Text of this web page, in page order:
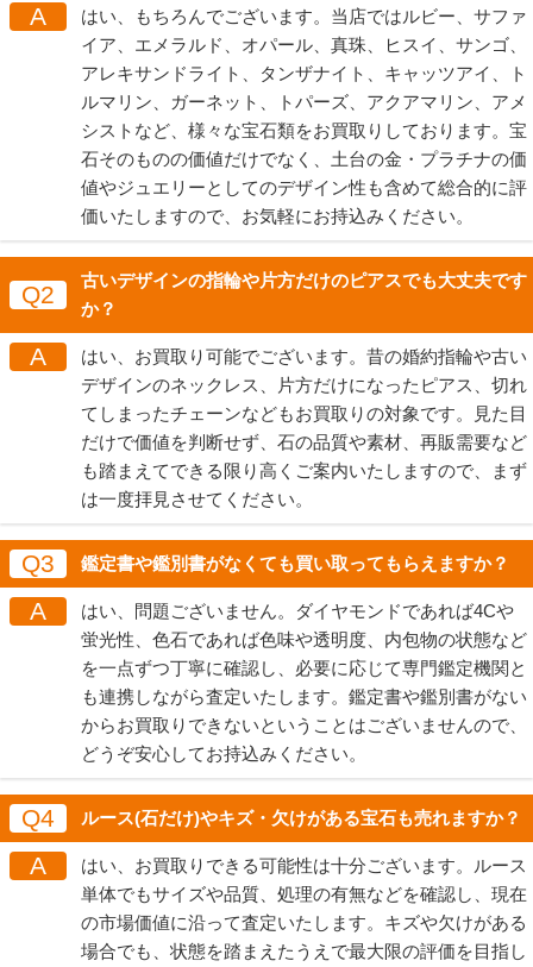
A
はい、もちろんでございます。当店ではルビー、サファ
イア、エメラルド、オパール、真珠、ヒスイ、サンゴ、
アレキサンドライト、タンザナイト、キャッツアイ、ト
ルマリン、ガーネット、トパーズ、アクアマリン、アメ
シストなど、様々な宝石類をお買取りしております。宝
石そのものの価値だけでなく、土台の金・プラチナの価
値やジュエリーとしてのデザイン性も含めて総合的に評
価いたしますので、お気軽にお持込みください。
Q2
古いデザインの指輪や片方だけのピアスでも大丈夫です
か？
A
はい、お買取り可能でございます。昔の婚約指輪や古い
デザインのネックレス、片方だけになったピアス、切れ
てしまったチェーンなどもお買取りの対象です。見た目
だけで価値を判断せず、石の品質や素材、再販需要など
も踏まえてできる限り高くご案内いたしますので、まず
は一度拝見させてください。
Q3 鑑定書や鑑別書がなくても買い取ってもらえますか？
A
はい、問題ございません。ダイヤモンドであれば4Cや
蛍光性、色石であれば色味や透明度、内包物の状態など
を一点ずつ丁寧に確認し、必要に応じて専門鑑定機関と
も連携しながら査定いたします。鑑定書や鑑別書がない
からお買取りできないということはございませんので、
どうぞ安心してお持込みください。
Q4 ルース(石だけ)やキズ・欠けがある宝石も売れますか？
A
はい、お買取りできる可能性は十分ございます。ルース
単体でもサイズや品質、処理の有無などを確認し、現在
の市場価値に沿って査定いたします。キズや欠けがある
場合でも、状態を踏まえたうえで最大限の評価を目指し